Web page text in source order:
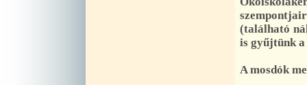
(található
is gyűjtünk
A mosdók